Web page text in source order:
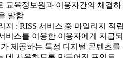
교육정보원과 이용자간의 체결하
말함
지 : RISS 서비스 중 마일리지 적립
비스를 이용한 이용자에게 지급되
가 제공하는 특정 디지털 콘텐츠를